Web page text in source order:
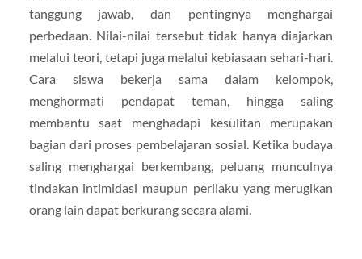
tanggung jawab, dan pentingnya menghargai
perbedaan. Nilai-nilai tersebut tidak hanya diajarkan
melalui teori, tetapi juga melalui kebiasaan sehari-hari.
Cara siswa bekerja sama dalam kelompok,
menghormati pendapat teman, hingga saling
membantu saat menghadapi kesulitan merupakan
bagian dari proses pembelajaran sosial. Ketika budaya
saling menghargai berkembang, peluang munculnya
tindakan intimidasi maupun perilaku yang merugikan
orang lain dapat berkurang secara alami.